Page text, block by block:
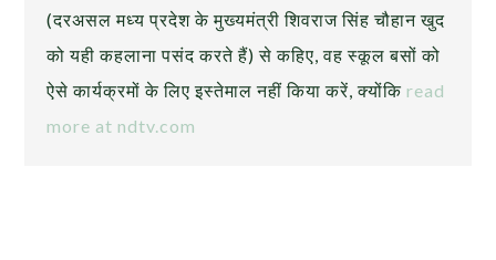
(दरअसल मध्य प्रदेश के मुख्यमंत्री शिवराज सिंह चौहान खुद
को यही कहलाना पसंद करते हैं) से कहिए, वह स्कूल बसों को
ऐसे कार्यक्रमों के लिए इस्तेमाल नहीं किया करें, क्योंकि read
more at ndtv.com